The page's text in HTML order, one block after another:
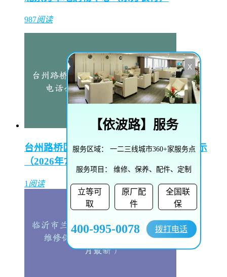
987阅读
台州路桥区汉米尔顿售后维修中心电话公示
（2026年7月最新）
1 阅读
X
【依波路】服务
服务区域： 一二三线城市360+家服务点
服务项目： 维修、保养、配件、定制
立等可
取
原厂配
件
全国联
保
400-995-0078 拨打电话